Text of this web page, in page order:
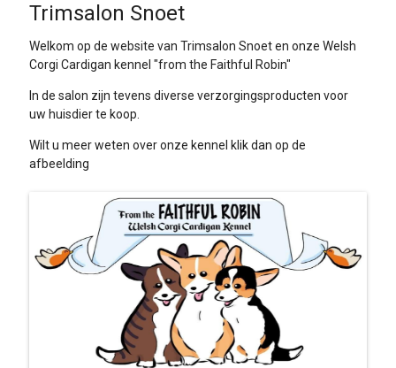
Trimsalon Snoet
Welkom op de website van Trimsalon Snoet en onze Welsh
Corgi Cardigan kennel "from the Faithful Robin"
In de salon zijn tevens diverse verzorgingsproducten voor
uw huisdier te koop.
Wilt u meer weten over onze kennel klik dan op de
afbeelding